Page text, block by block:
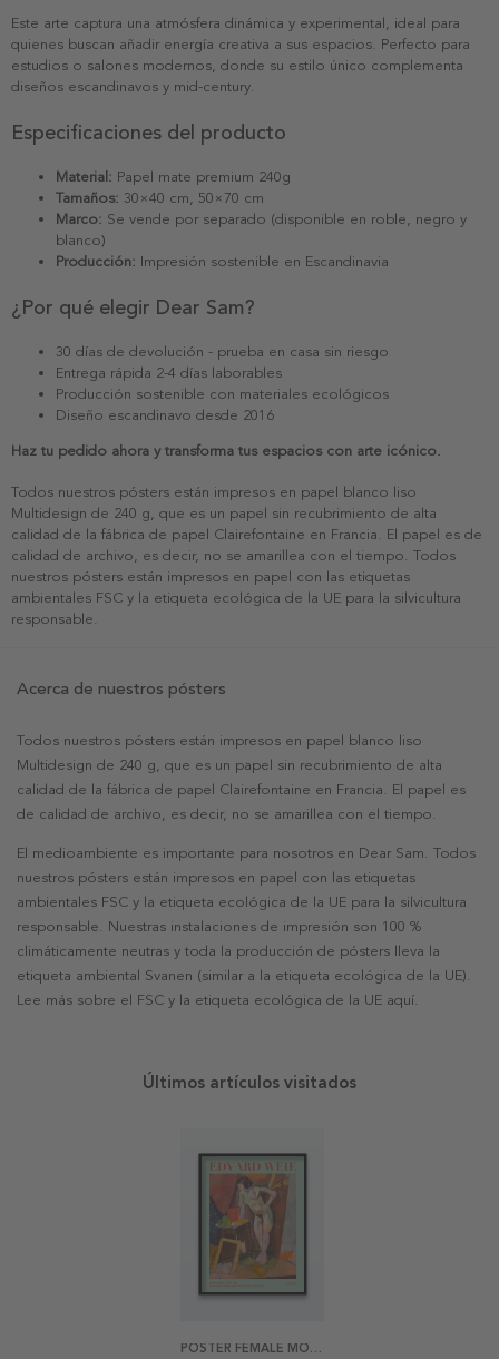
Este arte captura una atmósfera dinámica y experimental, ideal para
quienes buscan añadir energía creativa a sus espacios. Perfecto para
estudios o salones modernos, donde su estilo único complementa
diseños escandinavos y mid-century.
Especificaciones del producto
Material: Papel mate premium 240g
Tamaños: 30×40 cm, 50×70 cm
Marco: Se vende por separado (disponible en roble, negro y
blanco)
Producción: Impresión sostenible en Escandinavia
¿Por qué elegir Dear Sam?
30 días de devolución - prueba en casa sin riesgo
Entrega rápida 2-4 días laborables
Producción sostenible con materiales ecológicos
Diseño escandinavo desde 2016
Haz tu pedido ahora y transforma tus espacios con arte icónico.
Todos nuestros pósters están impresos en papel blanco liso
Multidesign de 240 g, que es un papel sin recubrimiento de alta
calidad de la fábrica de papel Clairefontaine en Francia. El papel es de
calidad de archivo, es decir, no se amarillea con el tiempo. Todos
nuestros pósters están impresos en papel con las etiquetas
ambientales FSC y la etiqueta ecológica de la UE para la silvicultura
responsable.
Acerca de nuestros pósters
Todos nuestros pósters están impresos en papel blanco liso
Multidesign de 240 g, que es un papel sin recubrimiento de alta
calidad de la fábrica de papel Clairefontaine en Francia. El papel es
de calidad de archivo, es decir, no se amarillea con el tiempo.
El medioambiente es importante para nosotros en Dear Sam. Todos
nuestros pósters están impresos en papel con las etiquetas
ambientales FSC y la etiqueta ecológica de la UE para la silvicultura
responsable. Nuestras instalaciones de impresión son 100 %
climáticamente neutras y toda la producción de pósters lleva la
etiqueta ambiental Svanen (similar a la etiqueta ecológica de la UE).
Lee más sobre el FSC y la etiqueta ecológica de la UE aquí.
Últimos artículos visitados
POSTER FEMALE MODEL BY EDVARD WEIE